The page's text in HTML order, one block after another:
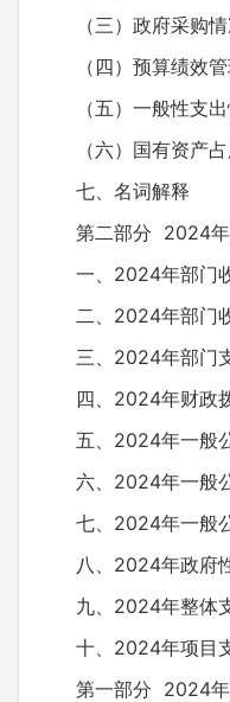
（三）政府采购情
（四）预算绩效管
（五）一般性支出
（六）国有资产占
七、名词解释
第二部分 2024年
一、2024年部门收
二、2024年部门收
三、2024年部门支
四、2024年财政拨
五、2024年一般公
六、2024年一般公
七、2024年一般公
八、2024年政府性
九、2024年整体支
十、2024年项目支
第一部分 2024年